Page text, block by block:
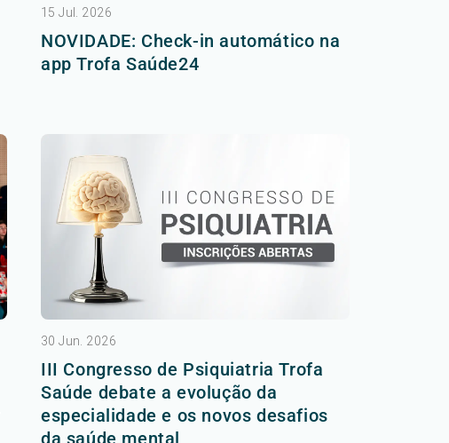
15 Jul. 2026
NOVIDADE: Check-in automático na
app Trofa Saúde24
30 Jun. 2026
III Congresso de Psiquiatria Trofa
Saúde debate a evolução da
especialidade e os novos desafios
da saúde mental